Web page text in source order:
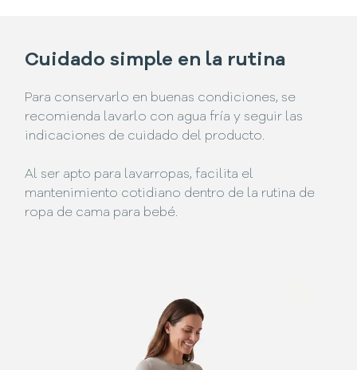
Cuidado simple en la rutina
Para conservarlo en buenas condiciones, se
recomienda lavarlo con agua fría y seguir las
indicaciones de cuidado del producto.
Al ser apto para lavarropas, facilita el
mantenimiento cotidiano dentro de la rutina de
ropa de cama para bebé.